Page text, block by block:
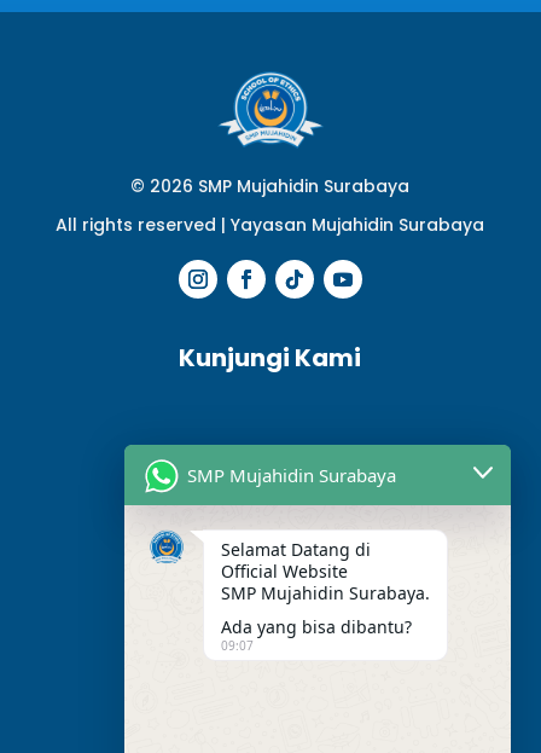
© 2026 SMP Mujahidin Surabaya
All rights reserved |Yayasan Mujahidin Surabaya
Kunjungi Kami
SMP Mujahidin Surabaya
Selamat Datang di
Official Website
SMP Mujahidin Surabaya.
Ada yang bisa dibantu?
09:07